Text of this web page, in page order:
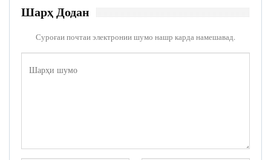
Шарҳ Додан
Суроғаи почтаи электронии шумо нашр карда намешавад.